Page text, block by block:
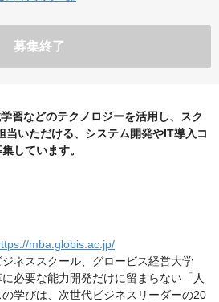
募集終了
習などのテクノロジーを活用し、スク
当いただける、システム開発やIT導入コ
しています。
mba.globis.ac.jp/
ネススクール、グロービス経営大学
必要な能力開発だけに留まらない「人
学びは、次世代ビジネスリーダーの20